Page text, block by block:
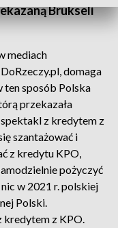
Brukseli
mediach
domaga
ten sposób Polska
przekazała
spektakl z kredytem z
szantażować i
z kredytu KPO,
pożyczyć
w 2021 r. polskiej
Polski.
kredytem z KPO.